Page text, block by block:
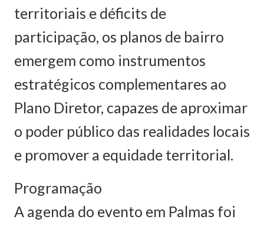
territoriais e déficits de
participação, os planos de bairro
emergem como instrumentos
estratégicos complementares ao
Plano Diretor, capazes de aproximar
o poder público das realidades locais
e promover a equidade territorial.
Programação
A agenda do evento em Palmas foi